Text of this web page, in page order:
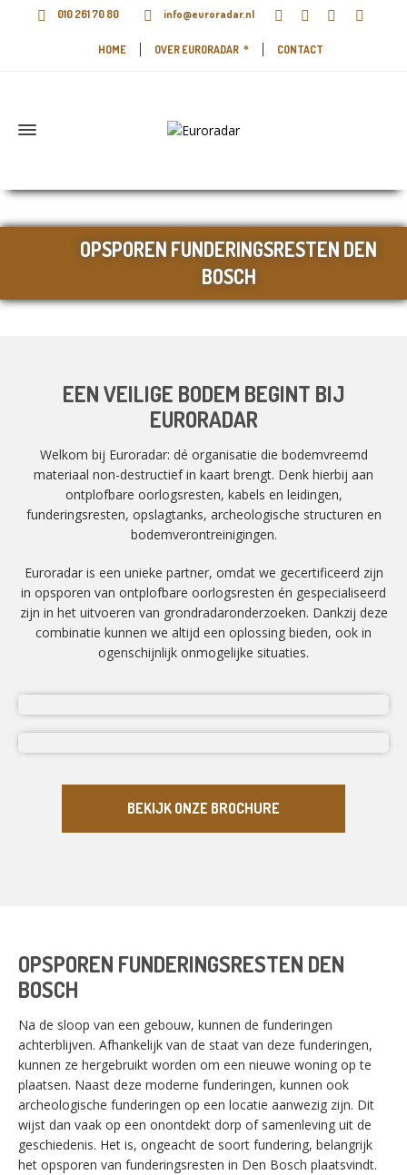
010 261 70 80 info@euroradar.nl
HOME OVER EURORADAR CONTACT
OPSPOREN FUNDERINGSRESTEN DEN
BOSCH
EEN VEILIGE BODEM BEGINT BIJ
EURORADAR
Welkom bij Euroradar: dé organisatie die bodemvreemd
materiaal non-destructief in kaart brengt. Denk hierbij aan
ontplofbare oorlogsresten, kabels en leidingen,
funderingsresten, opslagtanks, archeologische structuren en
bodemverontreinigingen.
Euroradar is een unieke partner, omdat we gecertificeerd zijn
in opsporen van ontplofbare oorlogsresten én gespecialiseerd
zijn in het uitvoeren van grondradaronderzoeken. Dankzij deze
combinatie kunnen we altijd een oplossing bieden, ook in
ogenschijnlijk onmogelijke situaties.
BEKIJK ONZE BROCHURE
OPSPOREN FUNDERINGSRESTEN DEN
BOSCH
Na de sloop van een gebouw, kunnen de funderingen
achterblijven. Afhankelijk van de staat van deze funderingen,
kunnen ze hergebruikt worden om een nieuwe woning op te
plaatsen. Naast deze moderne funderingen, kunnen ook
archeologische funderingen op een locatie aanwezig zijn. Dit
wijst dan vaak op een onontdekt dorp of samenleving uit de
geschiedenis. Het is, ongeacht de soort fundering, belangrijk
het opsporen van funderingsresten in Den Bosch plaatsvindt.